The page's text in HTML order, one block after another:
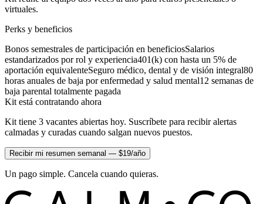
virtuales.
Perks y beneficios
Bonos semestrales de participación en beneficiosSalarios
estandarizados por rol y experiencia401(k) con hasta un 5% de
aportación equivalenteSeguro médico, dental y de visión integral80
horas anuales de baja por enfermedad y salud mental12 semanas de
baja parental totalmente pagada
Kit está contratando ahora
Kit tiene 3 vacantes abiertas hoy. Suscríbete para recibir alertas
calmadas y curadas cuando salgan nuevos puestos.
Recibir mi resumen semanal — $19/año
Un pago simple. Cancela cuando quieras.